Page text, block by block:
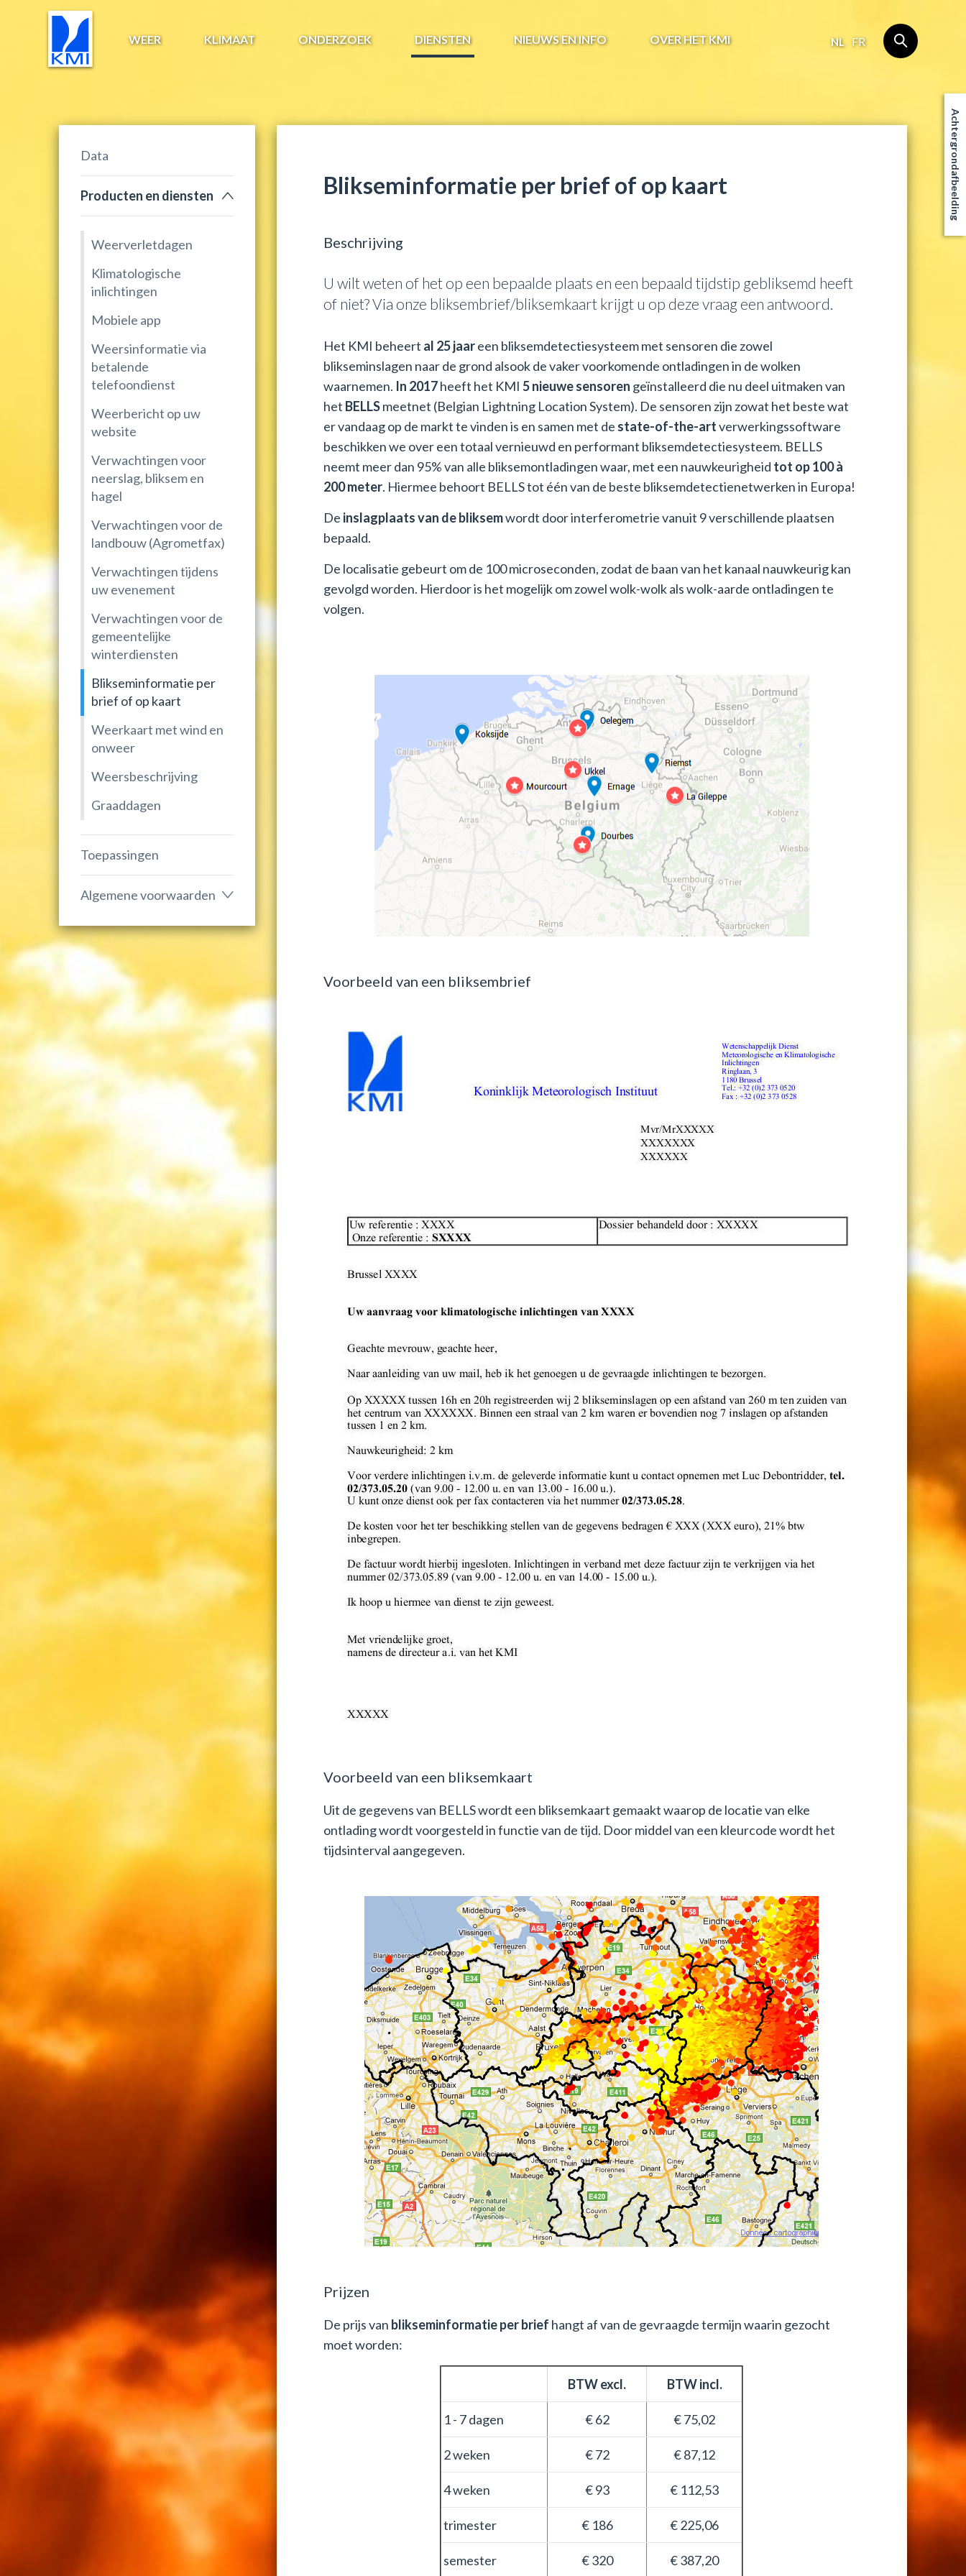
WEER KLIMAAT ONDERZOEK DIENSTEN NIEUWS EN INFO OVER HET KMI NL FR
Data
Producten en diensten
Weerverletdagen
Klimatologische
inlichtingen
Mobiele app
Weersinformatie via
betalende
telefoondienst
Weerbericht op uw
website
Verwachtingen voor
neerslag, bliksem en
hagel
Verwachtingen voor de
landbouw (Agrometfax)
Verwachtingen tijdens
uw evenement
Verwachtingen voor de
gemeentelijke
winterdiensten
Blikseminformatie per
brief of op kaart
Weerkaart met wind en
onweer
Weersbeschrijving
Graaddagen
Toepassingen
Algemene voorwaarden
Blikseminformatie per brief of op kaart
Beschrijving
U wilt weten of het op een bepaalde plaats en een bepaald tijdstip gebliksemd heeft
of niet? Via onze bliksembrief/bliksemkaart krijgt u op deze vraag een antwoord.
Het KMI beheert al 25 jaareen bliksemdetectiesysteem met sensoren die zowel
blikseminslagen naar de grond alsook de vaker voorkomende ontladingen in de wolken
waarnemen. In 2017heeft het KMI 5 nieuwe sensoren geïnstalleerd die nu deel uitmaken van
het BELLSmeetnet (Belgian Lightning Location System). De sensoren zijn zowat het beste wat
er vandaag op de markt te vinden is en samen met de state-of-the-artverwerkingssoftware
beschikken we over een totaal vernieuwd en performant bliksemdetectiesysteem. BELLS
neemt meer dan 95% van alle bliksemontladingen waar, met een nauwkeurigheid tot op 100 à
200 meter. Hiermee behoort BELLS tot één van de beste bliksemdetectienetwerken in Europa!
De inslagplaats van de bliksemwordt door interferometrie vanuit 9 verschillende plaatsen
bepaald.
De localisatie gebeurt om de 100 microseconden, zodat de baan van het kanaal nauwkeurig kan
gevolgd worden. Hierdoor is het mogelijk om zowel wolk-wolk als wolk-aarde ontladingen te
volgen.
Voorbeeld van een bliksembrief
Voorbeeld van een bliksemkaart
Uit de gegevens van BELLS wordt een bliksemkaart gemaakt waarop de locatie van elke
ontlading wordt voorgesteld in functie van de tijd. Door middel van een kleurcode wordt het
tijdsinterval aangegeven.
Prijzen
De prijs van blikseminformatie per brief hangt af van de gevraagde termijn waarin gezocht
moet worden:
BTW excl. BTW incl.
1 - 7 dagen € 62 € 75,02
2 weken € 72 € 87,12
4 weken € 93 € 112,53
trimester € 186 € 225,06
semester € 320 € 387,20
Achtergrondafbeelding